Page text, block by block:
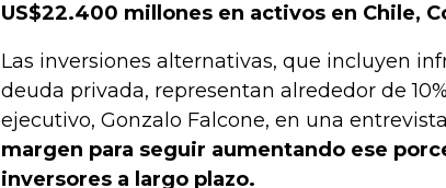
US$22.400 millones en activos en Chile,
Las inversiones alternativas, que incluyen
deuda privada, representan alrededor de
ejecutivo, Gonzalo Falcone, en una
margen para seguir aumentando ese
inversores a largo plazo.